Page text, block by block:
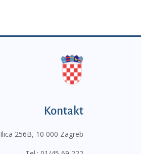
Kontakt
Ilica 256B, 10 000 Zagreb